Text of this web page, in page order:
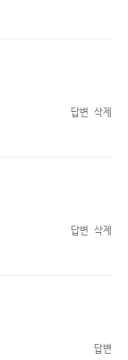
답변 삭제
답변 삭제
답변